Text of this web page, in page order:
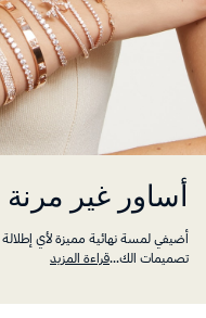
أساور غير
أضيفي لمسة نهائية مميزة لأي إطلالة
تصميمات الك...قراءة المزيد